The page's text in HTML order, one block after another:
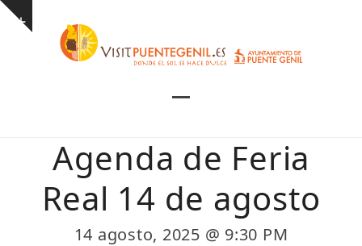
Skip
Show
mobile
menu
mobile
menu
Agenda de Feria
Real 14 de agosto
14 agosto, 2025 @ 9:30 PM